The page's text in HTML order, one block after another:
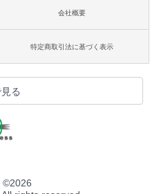
会社概要
特定商取引法に基づく表示
る
©2026